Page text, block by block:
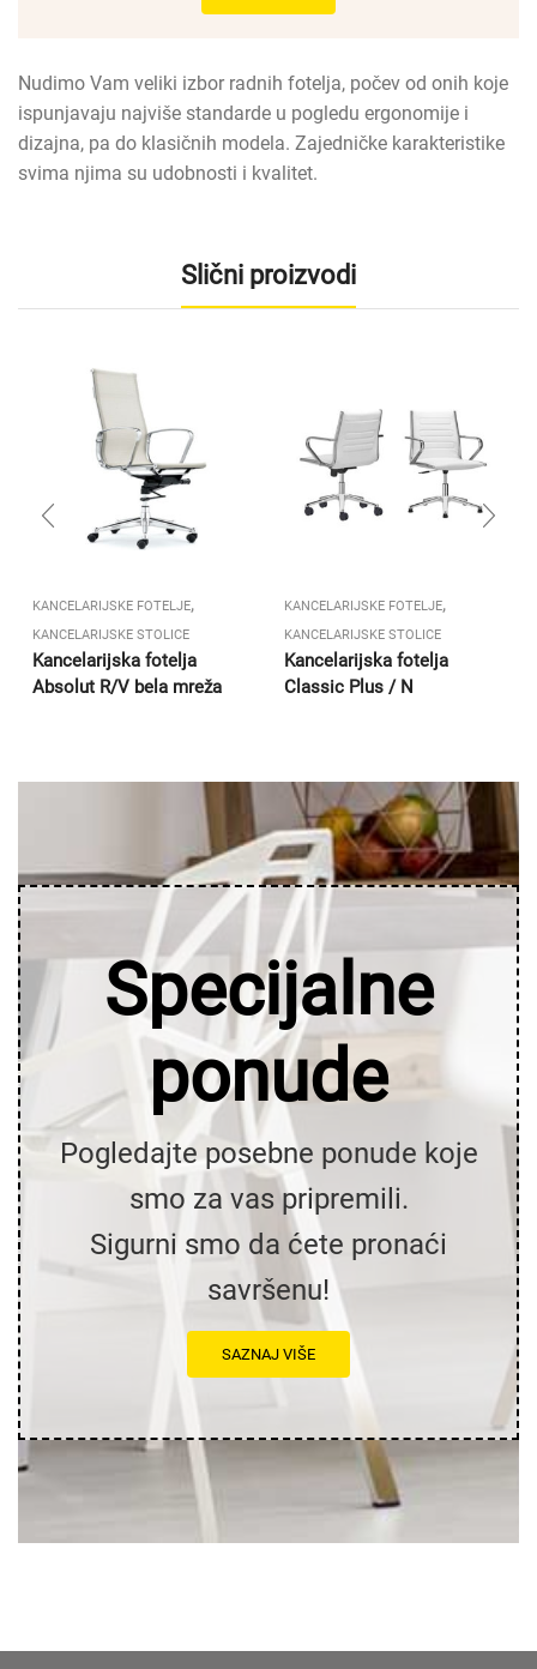
Nudimo Vam veliki izbor radnih fotelja, počev od onih koje
ispunjavaju najviše standarde u pogledu ergonomije i
dizajna, pa do klasičnih modela. Zajedničke karakteristike
svima njima su udobnosti i kvalitet.
Slični proizvodi
KANCELARIJSKE FOTELJE,
KANCELARIJSKE STOLICE
Kancelarijska fotelja
Absolut R/V bela mreža
KANCELARIJSKE FOTELJE,
KANCELARIJSKE STOLICE
Kancelarijska fotelja
Classic Plus / N
Specijalne
ponude
Pogledajte posebne ponude koje
smo za vas pripremili.
Sigurni smo da ćete pronaći
savršenu!
SAZNAJ VIŠE